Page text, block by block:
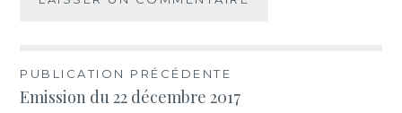
Navigation
PUBLICATION PRÉCÉDENTE
Emission du 22 décembre 2017